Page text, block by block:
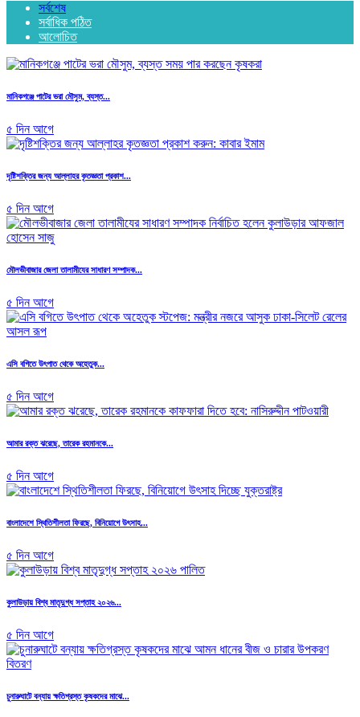
সর্বশেষ
সর্বাধিক পঠিত
আলোচিত
মানিকগঞ্জে পাটের ভরা মৌসুম, ব্যস্ত...
৫ দিন আগে
দৃষ্টিশক্তির জন্য আল্লাহর কৃতজ্ঞতা প্রকাশ...
৫ দিন আগে
মৌলভীবাজার জেলা তালামীযের সাধারণ সম্পাদক...
৫ দিন আগে
এসি বগিতে উৎপাত থেকে অহেতুক...
৫ দিন আগে
আমার রক্ত ঝরেছে, তারেক রহমানকে...
৫ দিন আগে
বাংলাদেশে স্থিতিশীলতা ফিরছে, বিনিয়োগে উৎসাহ...
৫ দিন আগে
কুলাউড়ায় বিশ্ব মাতৃদুগ্ধ সপ্তাহ ২০২৬...
৫ দিন আগে
চুনারুঘাটে বন্যায় ক্ষতিগ্রস্ত কৃষকদের মাঝে...